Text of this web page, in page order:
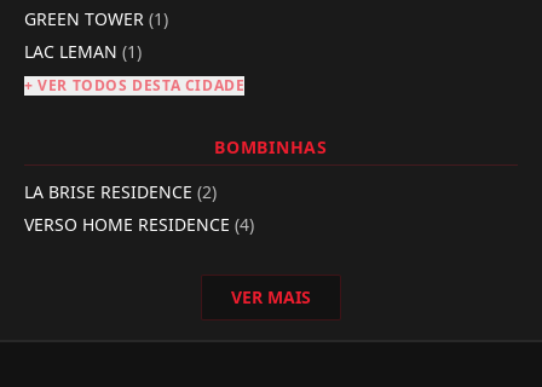
GREEN TOWER (1)
LAC LEMAN (1)
+ VER TODOS DESTA CIDADE
BOMBINHAS
LA BRISE RESIDENCE (2)
VERSO HOME RESIDENCE (4)
VER MAIS